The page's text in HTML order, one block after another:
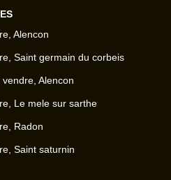
Alencon
Saint germain du corbeis
Alencon
Le mele sur sarthe
Radon
Saint saturnin